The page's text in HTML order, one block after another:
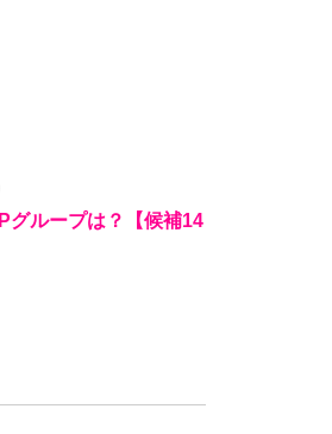
グループは？【候補14